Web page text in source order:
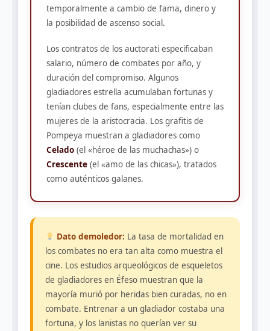
temporalmente a cambio de fama, dinero y
la posibilidad de ascenso social.
Los contratos de los auctorati especificaban
salario, número de combates por año, y
duración del compromiso. Algunos
gladiadores estrella acumulaban fortunas y
tenían clubes de fans, especialmente entre las
mujeres de la aristocracia. Los grafitis de
Pompeya muestran a gladiadores como
Celado (el «héroe de las muchachas») o
Crescente (el «amo de las chicas»), tratados
como auténticos galanes.
Dato demoledor: La tasa de mortalidad en
los combates no era tan alta como muestra el
cine. Los estudios arqueológicos de esqueletos
de gladiadores en Éfeso muestran que la
mayoría murió por heridas bien curadas, no en
combate. Entrenar a un gladiador costaba una
fortuna, y los lanistas no querían ver su